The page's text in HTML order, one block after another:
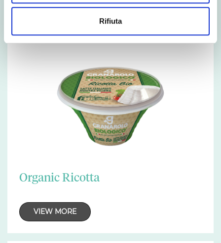
Rifiuta
Organic Ricotta
VIEW MORE